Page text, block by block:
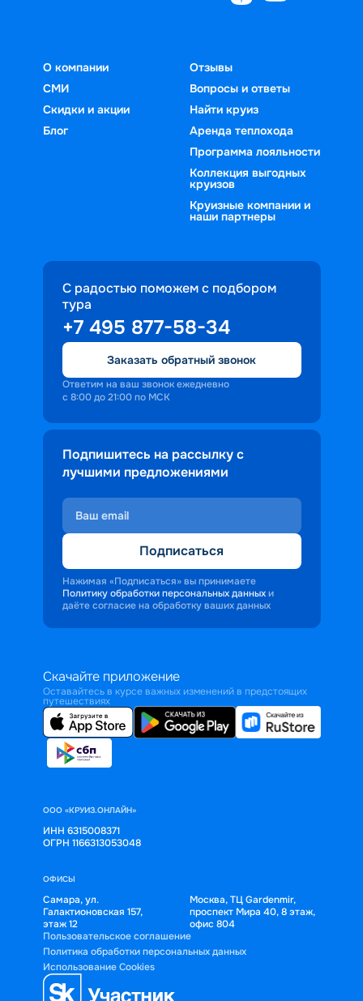
О компании
СМИ
Скидки и акции
Блог
Отзывы
Вопросы и ответы
Найти круиз
Аренда теплохода
Программа лояльности
Коллекция выгодных
круизов
Круизные компании и
наши партнеры
С радостью поможем с подбором
тура
+7 495 877-58-34
Заказать обратный звонок
Ответим на ваш звонок ежедневно
с 8:00 до 21:00 по МСК
Подпишитесь на рассылку с
лучшими предложениями
Подписаться
Нажимая «Подписаться» вы принимаете
Политику обработки персональных данных и
даёте согласие на обработку ваших данных
Скачайте приложение
Оставайтесь в курсе важных изменений в предстоящих
путешествиях
ООО «КРУИЗ.ОНЛАЙН»
ИНН 6315008371
ОГРН 1166313053048
ОФИСЫ
Самара, ул.
Галактионовская 157,
этаж 12
Москва, ТЦ Gardenmir,
проспект Мира 40, 8 этаж,
офис 804
Пользовательское соглашение
Политика обработки персональных данных
Использование Cookies